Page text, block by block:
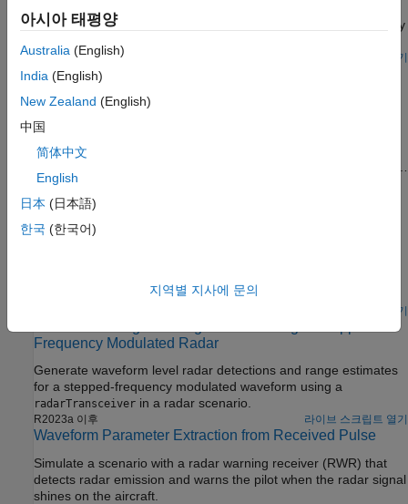
Model a low probability of intercept radar system and a non-
cooperative receiver that aims to intercept signals transmitted by
R2025a 이후 라이브 스크립트 열기
Maritime Target Tracking Using Radar Under Rough Sea
under rough sea conditions using a mechanically rotating radar.
You will simulate target measurements and sea clutter in these
you will learn how to define suitable models for specifying boats
and marine radar for the tracking algorithm.
(Sensor Fusion and Tracking Toolbox)
Accelerating Radar Signal Processing Using GPU
graphical processing unit (GPU).
라이브 스크립트 열기
Frequency Modulated Radar
Generate waveform level radar detections and range estimates
for a stepped-frequency modulated waveform using a
radarTransceiver in a radar scenario.
R2023a 이후 라이브 스크립트 열기
Waveform Parameter Extraction from Received Pulse
Simulate a scenario with a radar warning receiver (RWR) that
detects radar emission and warns the pilot when the radar signal
shines on the aircraft.
아시아 태평양
Australia (English)
India (English)
New Zealand (English)
中国
简体中文
English
日本 (日本語)
한국 (한국어)
지역별 지사에 문의